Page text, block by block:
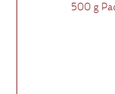
500 g